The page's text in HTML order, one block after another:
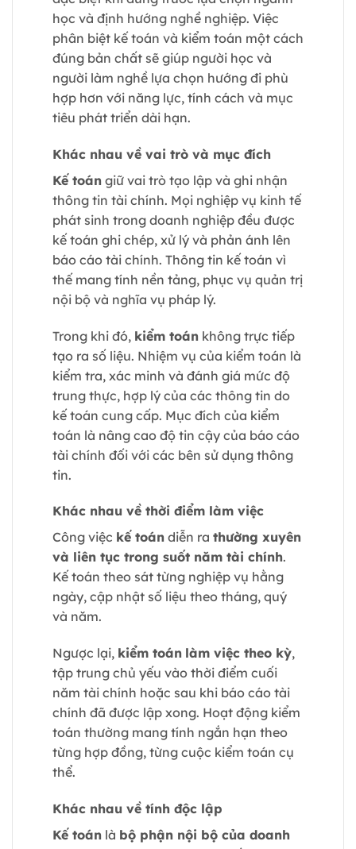
học và định hướng nghề nghiệp. Việc
phân biệt kế toán và kiểm toán một cách
đúng bản chất sẽ giúp người học và
người làm nghề lựa chọn hướng đi phù
hợp hơn với năng lực, tính cách và mục
tiêu phát triển dài hạn.
Khác nhau về vai trò và mục đích
Kế toán giữ vai trò tạo lập và ghi nhận
thông tin tài chính. Mọi nghiệp vụ kinh tế
phát sinh trong doanh nghiệp đều được
kế toán ghi chép, xử lý và phản ánh lên
báo cáo tài chính. Thông tin kế toán vì
thế mang tính nền tảng, phục vụ quản trị
nội bộ và nghĩa vụ pháp lý.
Trong khi đó, kiểm toán không trực tiếp
tạo ra số liệu. Nhiệm vụ của kiểm toán là
kiểm tra, xác minh và đánh giá mức độ
trung thực, hợp lý của các thông tin do
kế toán cung cấp. Mục đích của kiểm
toán là nâng cao độ tin cậy của báo cáo
tài chính đối với các bên sử dụng thông
tin.
Khác nhau về thời điểm làm việc
Công việc kế toán diễn ra thường xuyên
và liên tục trong suốt năm tài chính.
Kế toán theo sát từng nghiệp vụ hằng
ngày, cập nhật số liệu theo tháng, quý
và năm.
Ngược lại, kiểm toán làm việc theo kỳ,
tập trung chủ yếu vào thời điểm cuối
năm tài chính hoặc sau khi báo cáo tài
chính đã được lập xong. Hoạt động kiểm
toán thường mang tính ngắn hạn theo
từng hợp đồng, từng cuộc kiểm toán cụ
thể.
Khác nhau về tính độc lập
Kế toán là bộ phận nội bộ của doanh